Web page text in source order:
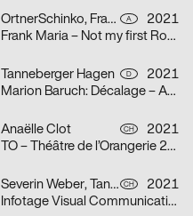
OrtnerSchinko, Frank Maria A
2021
Frank Maria – Not my first Rodeo
Tanneberger Hagen D
2021
Marion Baruch: Décalage – Ausstellung in der der HGB Galerie
Anaëlle Clot CH
2021
TO – Théâtre de l’Orangerie 2021
Severin Weber, Tanja Vogt, Elia Geiger, Ladina Döring, Nicola Canziani CH
2021
Infotage Visual Communication 2021 Zürcher Hochschule der Künste